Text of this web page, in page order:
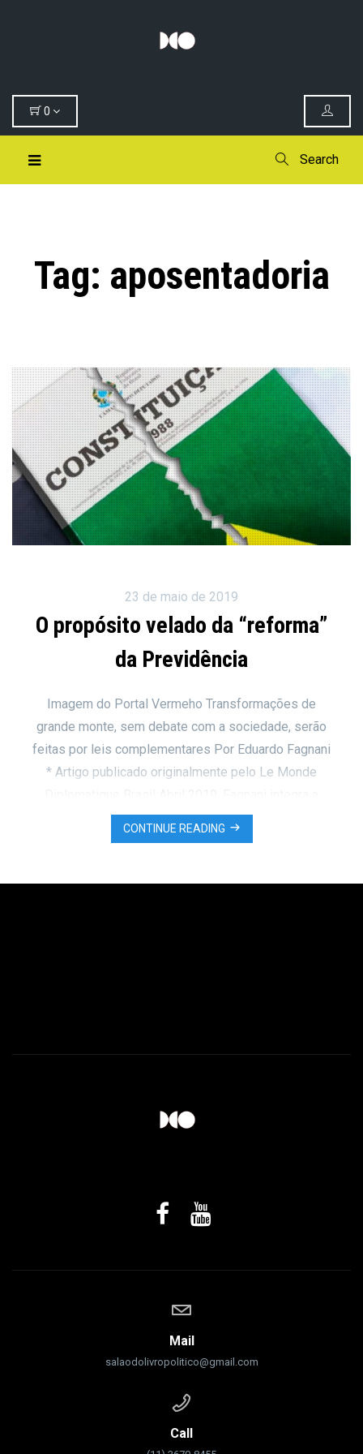
0
Search
Tag: aposentadoria
23 de maio de 2019
O propósito velado da “reforma”
da Previdência
Imagem do Portal Vermeho Transformações de
grande monte, sem debate com a sociedade, serão
feitas por leis complementares Por Eduardo Fagnani
* Artigo publicado originalmente pelo Le Monde
mesa “Reforma da Previdência: o fim da
aposentadoria?” Ajustar periodicamente o sistema
Mas são …
CONTINUE READING
Mail
salaodolivropolitico@gmail.com
Call